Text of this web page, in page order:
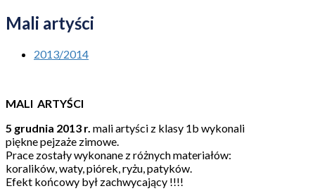
Mali artyści
2013/2014
MALI ARTYŚCI
5 grudnia 2013 r. mali artyści z klasy 1b wykonali
piękne pejzaże zimowe.
Prace zostały wykonane z różnych materiałów:
koralików, waty, piórek, ryżu, patyków.
Efekt końcowy był zachwycający !!!!